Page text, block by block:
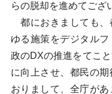
らの脱却を進めてござ
都におきましても、
ゆる施策をデジタル
政のDXの推進をてこ
に向上させ、都民の
おりまして、全庁が